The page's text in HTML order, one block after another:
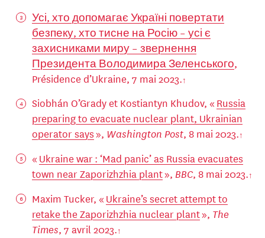
Усі, хто допомагає Україні повертати
безпеку, хто тисне на Росію – усі є
захисниками миру – звернення
Президента Володимира Зеленського,
Présidence d’Ukraine, 7 mai 2023.
Siobhán O’Grady et Kostiantyn Khudov, « Russia
preparing to evacuate nuclear plant, Ukrainian
operator says», Washington Post, 8 mai 2023.
« Ukraine war : ‘Mad panic’ as Russia evacuates
town near Zaporizhzhia plant», BBC, 8 mai 2023.
Maxim Tucker, « Ukraine’s secret attempt to
retake the Zaporizhzhia nuclear plant», The
Times, 7 avril 2023.